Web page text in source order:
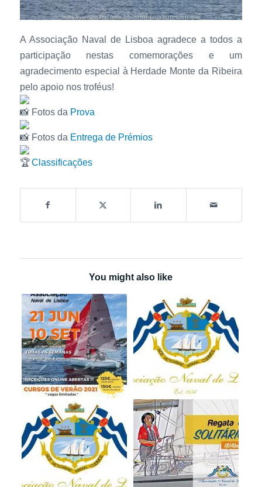
A Associação Naval de Lisboa agradece a todos a
participação nestas comemorações e um
agradecimento especial à Herdade Monte da Ribeira
pelo apoio nos troféus!
Fotos da Prova
Fotos da Entrega de Prémios
Classificações
You might also like